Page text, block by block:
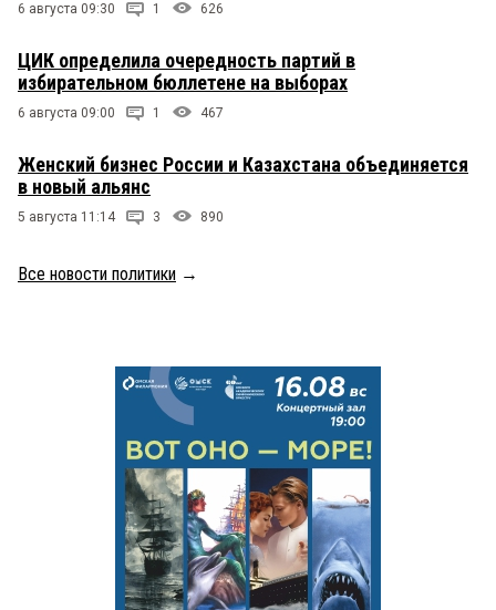
6 августа 09:30 1 626
ЦИК определила очередность партий в
избирательном бюллетене на выборах
6 августа 09:00 1 467
Женский бизнес России и Казахстана объединяется
в новый альянс
5 августа 11:14 3 890
Все новости политики →